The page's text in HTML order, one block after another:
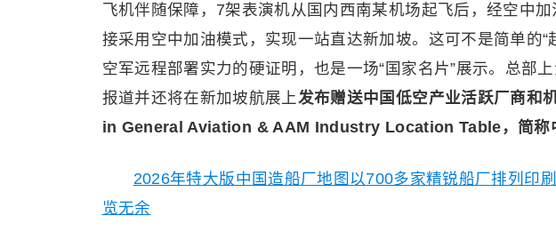
飞机伴随保障，7架表演机从国内西南某机场起飞后，经空中
接采用空中加油模式，实现一站直达新加坡。这可不是简单的“
空军远程部署实力的硬证明，也是一场“国家名片”展示。总部
报道并还将在新加坡航展上发布赠送中国低空产业活跃厂商
in General Aviation & AAM Industry Location Table，简称
2026年特大版中国造船厂地图以700多家精锐船厂排列印
览无余